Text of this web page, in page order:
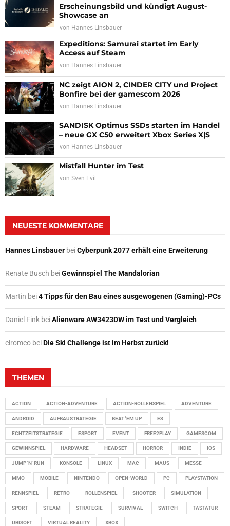
Erscheinungsbild und kündigt August-
Showcase an
von Hannes Linsbauer
Expeditions: Samurai startet im Early
Access auf Steam
von Hannes Linsbauer
NC zeigt AION 2, CINDER CITY und Project
Bonfire bei der gamescom 2026
von Hannes Linsbauer
SANDISK Optimus SSDs starten im Handel
– neue GX C50 erweitert Xbox Series X|S
von Hannes Linsbauer
Mistfall Hunter im Test
von Sven Evil
NEUESTE KOMMENTARE
Hannes Linsbauer beiCyberpunk 2077 erhält eine Erweiterung
Renate Busch beiGewinnspiel The Mandalorian
Martin bei4 Tipps für den Bau eines ausgewogenen (Gaming)-PCs
Daniel Fink beiAlienware AW3423DW im Test und Vergleich
elromeo beiDie Ski Challenge ist im Herbst zurück!
THEMEN
ACTION ACTION-ADVENTURE ACTION-ROLLENSPIEL ADVENTURE
ANDROID AUFBAUSTRATEGIE BEAT 'EM UP E3
ECHTZEITSTRATEGIE ESPORT EVENT FREE2PLAY GAMESCOM
GEWINNSPIEL HARDWARE HEADSET HORROR INDIE IOS
JUMP 'N' RUN KONSOLE LINUX MAC MAUS MESSE
MMO MOBILE NINTENDO OPEN-WORLD PC PLAYSTATION
RENNSPIEL RETRO ROLLENSPIEL SHOOTER SIMULATION
SPORT STEAM STRATEGIE SURVIVAL SWITCH TASTATUR
UBISOFT VIRTUAL REALITY XBOX